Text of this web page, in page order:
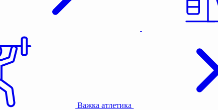
Важка атлетика